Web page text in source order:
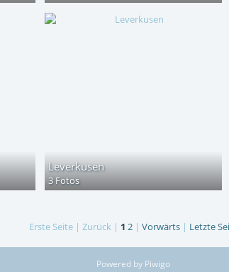
Leverkusen
3 Fotos
Erste Seite | Zurück | 1 2 | Vorwärts | Letzte
Powered by Piwigo